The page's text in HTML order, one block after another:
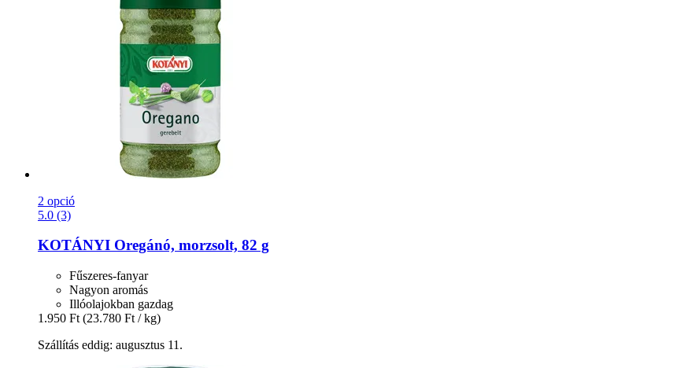
2 opció
5.0 (3)
KOTÁNYI Oregánó, morzsolt, 82 g
Fűszeres-fanyar
Nagyon aromás
Illóolajokban gazdag
1.950 Ft (23.780 Ft / kg)
Szállítás eddig: augusztus 11.